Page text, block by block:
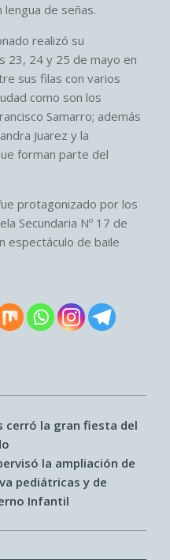
de señas.
realizó su
23, 24 y 25 de mayo en
sus filas con varios
como son los
Samarro; además
Juarez y la
forman parte del
protagonizado por los
Secundaria Nº 17 de
espectáculo de baile
cerró la gran fiesta del
la ampliación de
pediátricas y de
Infantil